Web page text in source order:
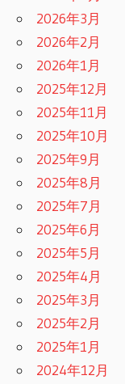
2026年3月
2026年2月
2026年1月
2025年12月
2025年11月
2025年10月
2025年9月
2025年8月
2025年7月
2025年6月
2025年5月
2025年4月
2025年3月
2025年2月
2025年1月
2024年12月